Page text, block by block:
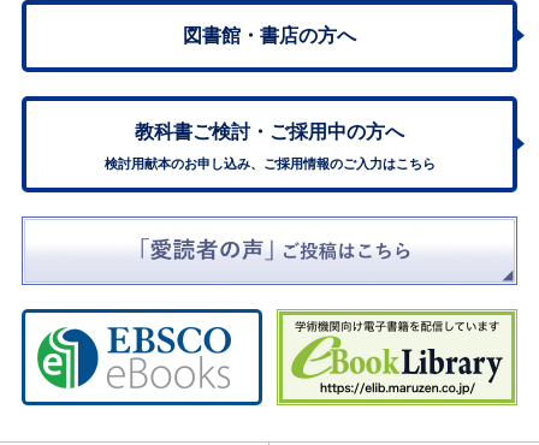
図書館・書店の方へ
教科書ご検討・ ご採用中の方へ
検討用献本のお申し込み、ご採用情報のご入力はこちら